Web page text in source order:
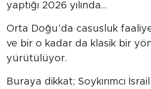
yaptığı 2026 yılında...
Orta Doğu’da casusluk
ve bir o kadar da klasik bir
yürütülüyor.
Buraya dikkat; Soykırımcı